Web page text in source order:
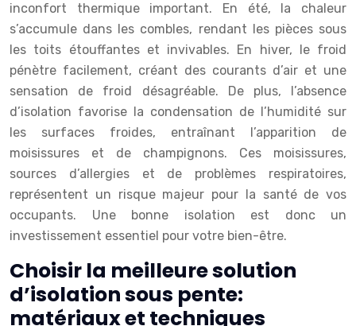
inconfort thermique important. En été, la chaleur
s’accumule dans les combles, rendant les pièces sous
les toits étouffantes et invivables. En hiver, le froid
pénètre facilement, créant des courants d’air et une
sensation de froid désagréable. De plus, l’absence
d’isolation favorise la condensation de l’humidité sur
les surfaces froides, entraînant l’apparition de
moisissures et de champignons. Ces moisissures,
sources d’allergies et de problèmes respiratoires,
représentent un risque majeur pour la santé de vos
occupants. Une bonne isolation est donc un
investissement essentiel pour votre bien-être.
Choisir la meilleure solution
d’isolation sous pente:
matériaux et techniques